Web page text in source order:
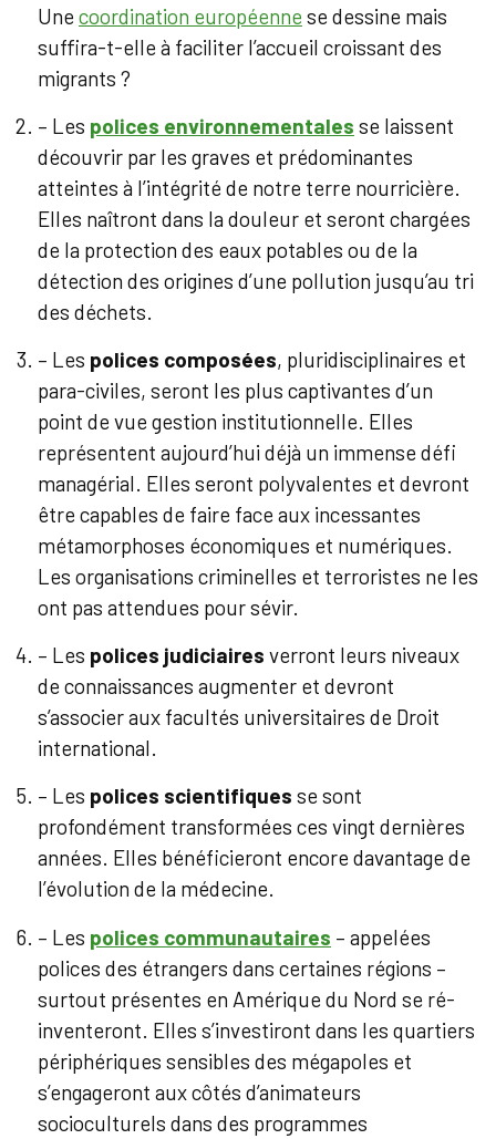
Une coordination européenne se dessine mais
suffira-t-elle à faciliter l’accueil croissant des
migrants ?
– Les polices environnementales se laissent
découvrir par les graves et prédominantes
atteintes à l’intégrité de notre terre nourricière.
Elles naîtront dans la douleur et seront chargées
de la protection des eaux potables ou de la
détection des origines d’une pollution jusqu’au tri
des déchets.
– Les polices composées, pluridisciplinaires et
para-civiles, seront les plus captivantes d’un
point de vue gestion institutionnelle. Elles
représentent aujourd’hui déjà un immense défi
managérial. Elles seront polyvalentes et devront
être capables de faire face aux incessantes
métamorphoses économiques et numériques.
Les organisations criminelles et terroristes ne les
ont pas attendues pour sévir.
– Les polices judiciaires verront leurs niveaux
de connaissances augmenter et devront
s’associer aux facultés universitaires de Droit
international.
– Les polices scientifiques se sont
profondément transformées ces vingt dernières
années. Elles bénéficieront encore davantage de
l’évolution de la médecine.
– Les polices communautaires – appelées
polices des étrangers dans certaines régions –
surtout présentes en Amérique du Nord se ré-
inventeront. Elles s’investiront dans les quartiers
périphériques sensibles des mégapoles et
s’engageront aux côtés d’animateurs
socioculturels dans des programmes